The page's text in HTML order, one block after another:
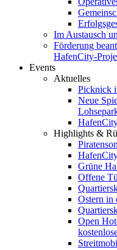
Im Austausch
Förderung
HafenCity-
Events
Aktuelles
Picknick
Neue
Highlights &
Grüne
Offene
Ostern in
Open